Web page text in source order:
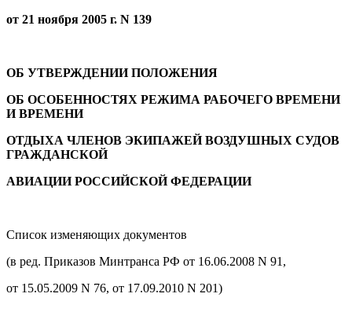
от 21 ноября 2005 г. N 139
ОБ УТВЕРЖДЕНИИ ПОЛОЖЕНИЯ
ОБ ОСОБЕННОСТЯХ РЕЖИМА РАБОЧЕГО ВРЕМЕНИ
И ВРЕМЕНИ
ОТДЫХА ЧЛЕНОВ ЭКИПАЖЕЙ ВОЗДУШНЫХ СУДОВ
ГРАЖДАНСКОЙ
АВИАЦИИ РОССИЙСКОЙ ФЕДЕРАЦИИ
Список изменяющих документов
(в ред. Приказов Минтранса РФ от 16.06.2008 N 91,
от 15.05.2009 N 76, от 17.09.2010 N 201)